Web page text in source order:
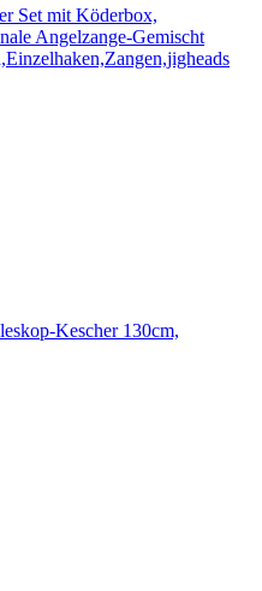
Set mit Köderbox,
Angelzange-Gemischt
Kescher 130cm,